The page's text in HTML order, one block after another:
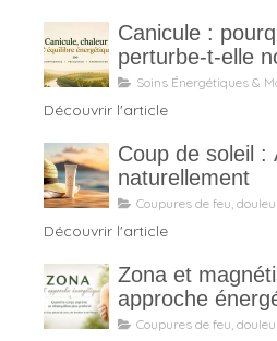
Canicule :
perturbe-t-elle
énergétique ?
Soins Énergétiques &
Découvrir l'article
Coup de soleil :
naturellement
Coupures de feu,
Découvrir l'article
Zona et
approche
Coupures de feu,